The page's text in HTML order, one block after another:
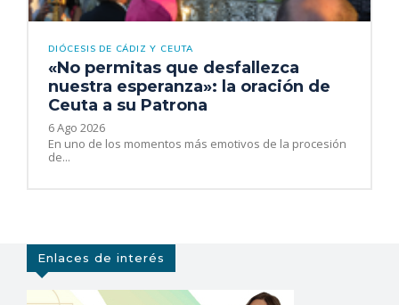
DIÓCESIS DE CÁDIZ Y CEUTA
«No permitas que desfallezca
nuestra esperanza»: la oración de
Ceuta a su Patrona
6 Ago 2026
En uno de los momentos más emotivos de la procesión
de...
Enlaces de interés